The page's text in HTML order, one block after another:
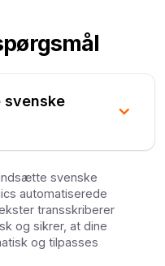
svenske
automatiserede
transskriberer
og sikrer, at dine
og tilpasses